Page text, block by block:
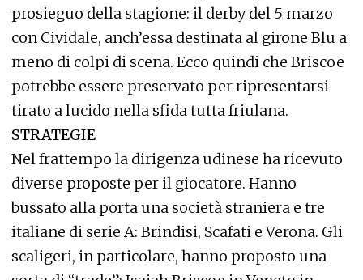
prosieguo della stagione: il derby del 5 marzo
con Cividale, anch’essa destinata al girone Blu a
meno di colpi di scena. Ecco quindi che Briscoe
potrebbe essere preservato per ripresentarsi
tirato a lucido nella sfida tutta friulana.
STRATEGIE
Nel frattempo la dirigenza udinese ha ricevuto
diverse proposte per il giocatore. Hanno
bussato alla porta una società straniera e tre
italiane di serie A: Brindisi, Scafati e Verona. Gli
scaligeri, in particolare, hanno proposto una